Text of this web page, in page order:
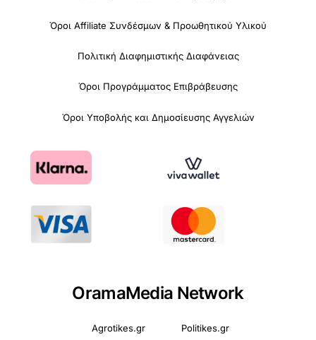
Όροι Affiliate Συνδέσμων & Προωθητικού Υλικού
Πολιτική Διαφημιστικής Διαφάνειας
Όροι Προγράμματος Επιβράβευσης
Όροι Υποβολής και Δημοσίευσης Αγγελιών
OramaMedia Network
Agrotikes.gr Politikes.gr